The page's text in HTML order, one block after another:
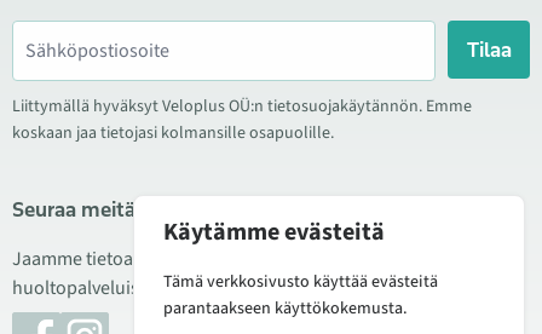
Tilaa
Liittymällä hyväksyt Veloplus OÜ:n tietosuojakäytännön. Emme
koskaan jaa tietojasi kolmansille osapuolille.
Seuraa meitä sosiaalisessa mediassa
Jaamme tietoa hyvistä tarjouksista, uusista tuotteista ja
huoltopalveluista. Joskus julkaisemme myös tuote-esittelyjä.
Käytämme evästeitä
Tämä verkkosivusto käyttää evästeitä
parantaakseen käyttökokemusta.